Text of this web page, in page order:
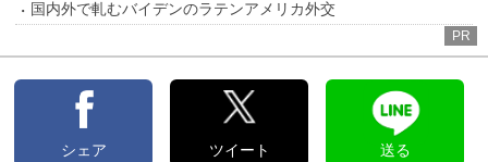
国内外で軋むバイデンのラテンアメリカ外交
PR
シェア ツイート 送る